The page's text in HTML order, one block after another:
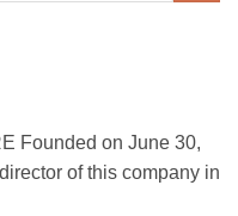
Founded on June 30,
of this company in